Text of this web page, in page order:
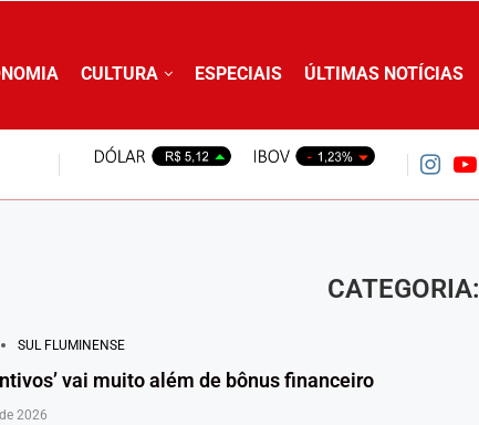
CULTURA ESPECIAIS ÚLTIMAS NOTÍCIAS
CATEGORIA:
SUL FLUMINENSE
vai muito além de bônus financeiro
2026